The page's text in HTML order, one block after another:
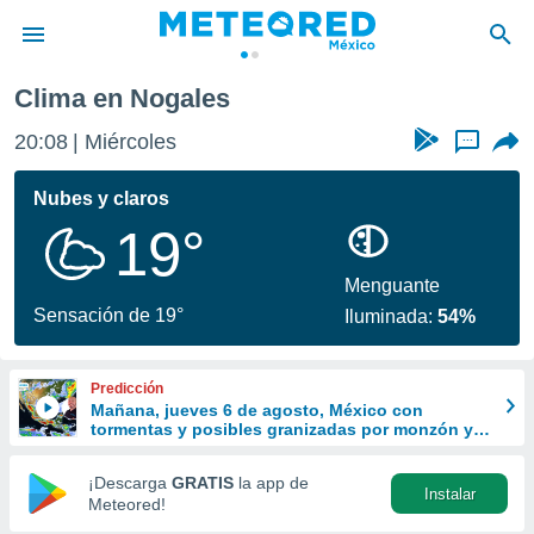
de
ha sido
calidad.
a este
las
y
forma
digital
basada
Clima en Nogales
20:08 Miércoles ...
Nubes y claros
19°
Sensación de 19°
Menguante
Iluminada:54%
Predicción
Mañana, jueves 6 de agosto, México con
tormentas y posibles granizadas por monzón y
¡Descarga GRATIS la app de
Meteored!
Instalar